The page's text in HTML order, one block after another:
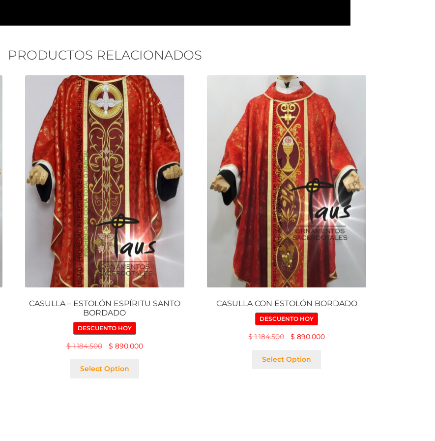
PRODUCTOS RELACIONADOS
CASULLA – ESTOLÓN ESPÍRITU SANTO
BORDADO
DESCUENTO HOY
$1.184.500 $ 890.000
Select Option
CASULLA CON ESTOLÓN BORDADO
DESCUENTO HOY
$1.184.500 $ 890.000
Select Option